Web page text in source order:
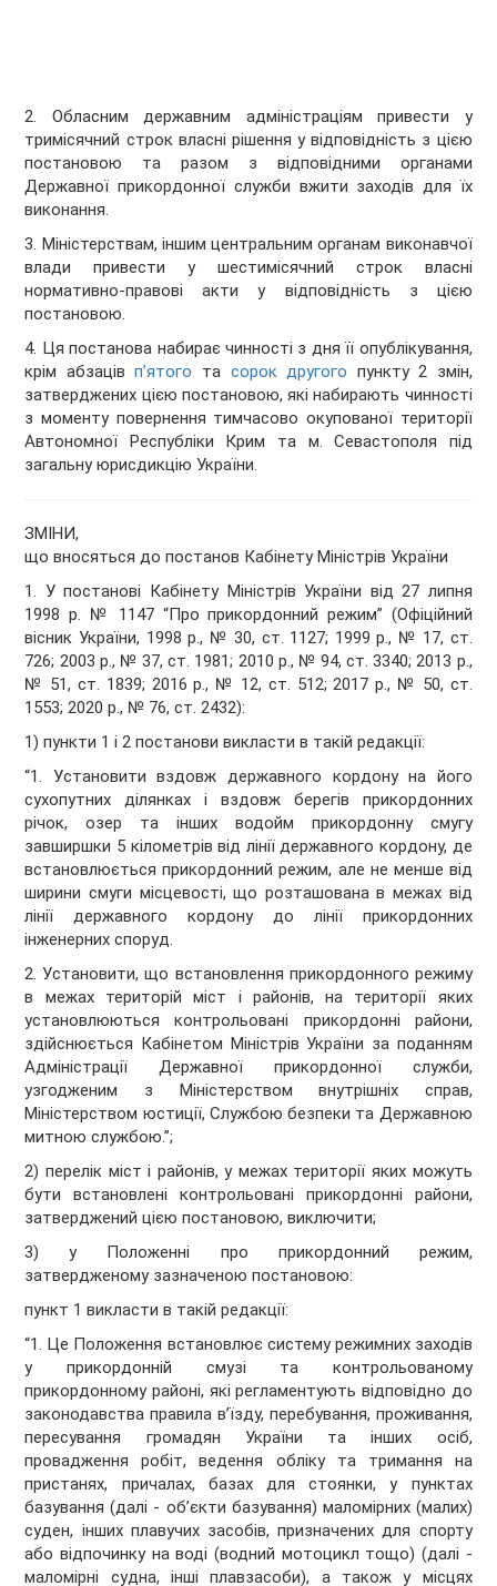
2. Обласним державним адміністраціям привести у
тримісячний строк власні рішення у відповідність з цією
постановою та разом з відповідними органами
Державної прикордонної служби вжити заходів для їх
виконання.
3. Міністерствам, іншим центральним органам виконавчої
влади привести у шестимісячний строк власні
нормативно-правові акти у відповідність з цією
постановою.
4. Ця постанова набирає чинності з дня її опублікування,
крім абзацівп’ятого та сорок другого пункту 2 змін,
затверджених цією постановою, які набирають чинності
з моменту повернення тимчасово окупованої території
Автономної Республіки Крим та м. Севастополя під
загальну юрисдикцію України.
ЗМІНИ,
що вносяться до постанов Кабінету Міністрів України
1. У постанові Кабінету Міністрів України від 27 липня
1998 р. № 1147 “Про прикордонний режим” (Офіційний
вісник України, 1998 р., № 30, ст. 1127; 1999 р., № 17, ст.
726; 2003 р., № 37, ст. 1981; 2010 р., № 94, ст. 3340; 2013 р.,
№ 51, ст. 1839; 2016 р., № 12, ст. 512; 2017 р., № 50, ст.
1553; 2020 р., № 76, ст. 2432):
1) пункти 1 і 2 постанови викласти в такій редакції:
“1. Установити вздовж державного кордону на його
сухопутних ділянках і вздовж берегів прикордонних
річок, озер та інших водойм прикордонну смугу
завширшки 5 кілометрів від лінії державного кордону, де
встановлюється прикордонний режим, але не менше від
ширини смуги місцевості, що розташована в межах від
лінії державного кордону до лінії прикордонних
інженерних споруд.
2. Установити, що встановлення прикордонного режиму
в межах територій міст і районів, на території яких
установлюються контрольовані прикордонні райони,
здійснюється Кабінетом Міністрів України за поданням
Адміністрації Державної прикордонної служби,
узгодженим з Міністерством внутрішніх справ,
Міністерством юстиції, Службою безпеки та Державною
митною службою.”;
2) перелік міст і районів, у межах території яких можуть
бути встановлені контрольовані прикордонні райони,
затверджений цією постановою, виключити;
3) у Положенні про прикордонний режим,
затвердженому зазначеною постановою:
пункт 1 викласти в такій редакції:
“1. Це Положення встановлює систему режимних заходів
у прикордонній смузі та контрольованому
прикордонному районі, які регламентують відповідно до
законодавства правила в’їзду, перебування, проживання,
пересування громадян України та інших осіб,
провадження робіт, ведення обліку та тримання на
пристанях, причалах, базах для стоянки, у пунктах
базування (далі - об’єкти базування) маломірних (малих)
суден, інших плавучих засобів, призначених для спорту
або відпочинку на воді (водний мотоцикл тощо) (далі -
маломірні судна, інші плавзасоби), а також у місцях